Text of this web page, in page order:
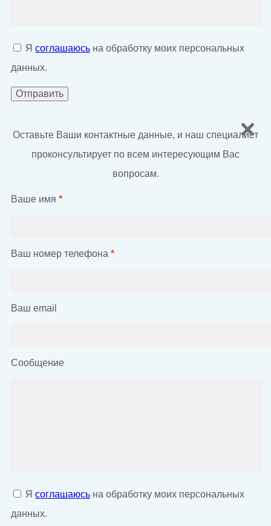
Я соглашаюсь на обработку моих персональных
данных.
Оставьте Ваши контактные данные, и наш специалист
проконсультирует по всем интересующим Вас
вопросам.
Ваше имя *
Ваш номер телефона *
Ваш email
Сообщение
Я соглашаюсь на обработку моих персональных
данных.